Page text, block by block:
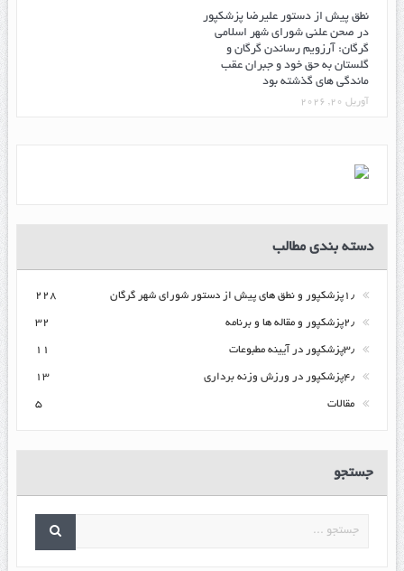
نطق پیش از دستور علیرضا پزشکپور
در صحن علنی شورای شهر اسلامی
گرگان: آرزویم رساندن گرگان و
گلستان به حق خود و جبران عقب
ماندگی های گذشته بود
آوریل 20, 2026
دسته بندی مطالب
۱٫پزشکپور و نطق های پیش از دستور شورای شهر گرگان ۲۲۸
۲٫پزشکپور و مقاله ها و برنامه ۳۲
۳٫پزشکپور در آیینه مطبوعات ۱۱
۴٫پزشکپور در ورزش وزنه برداری ۱۳
مقالات ۵
جستجو